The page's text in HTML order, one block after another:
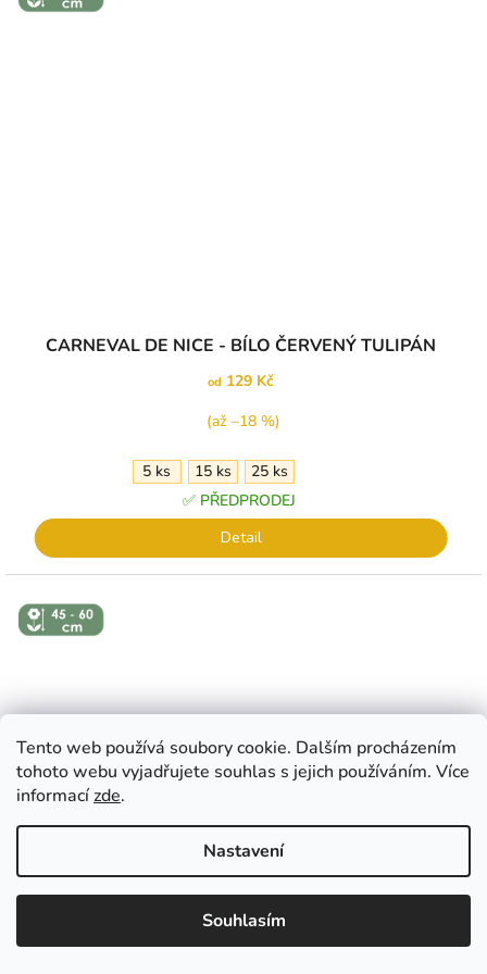
Tento web používá soubory cookie. Dalším procházením
tohoto webu vyjadřujete souhlas s jejich používáním. Více
informacízde.
Nastavení
Souhlasím
hodnocení
je
z
hvězdiček.
CARNEVAL DE NICE - BÍLO ČERVENÝ TULIPÁN
od 129 Kč
(až –18 %)
5 ks 15 ks
25 ks
✅ PŘEDPRODEJ
Detail
↕️ VÝŠKA 45
- 60 CM
CZK
�esko